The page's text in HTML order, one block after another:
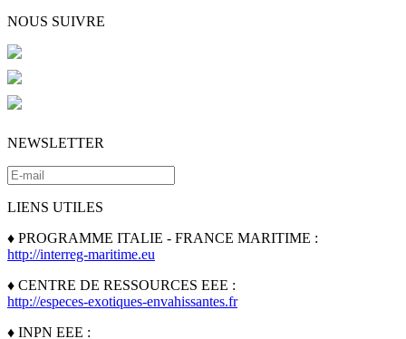
NOUS SUIVRE
NEWSLETTER
LIENS UTILES
♦ PROGRAMME ITALIE - FRANCE MARITIME :
http://interreg-maritime.eu
♦ CENTRE DE RESSOURCES EEE :
http://especes-exotiques-envahissantes.fr
♦ INPN EEE :